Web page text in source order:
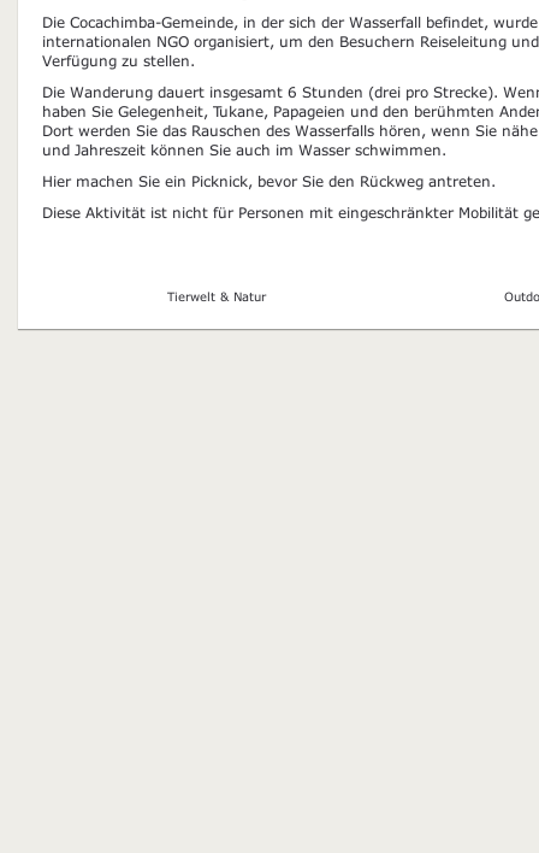
Die Cocachimba-Gemeinde, in der sich der Wasserfall befindet,
internationalen NGO organisiert, um den Besuchern Reiseleitung
Verfügung zu stellen.
Die Wanderung dauert insgesamt 6 Stunden (drei pro Strecke).
haben Sie Gelegenheit, Tukane, Papageien und den berühmten
Dort werden Sie das Rauschen des Wasserfalls hören, wenn Sie
und Jahreszeit können Sie auch im Wasser schwimmen.
Hier machen Sie ein Picknick, bevor Sie den Rückweg antreten.
Diese Aktivität ist nicht für Personen mit eingeschränkter Mobilität
Tierwelt & Natur